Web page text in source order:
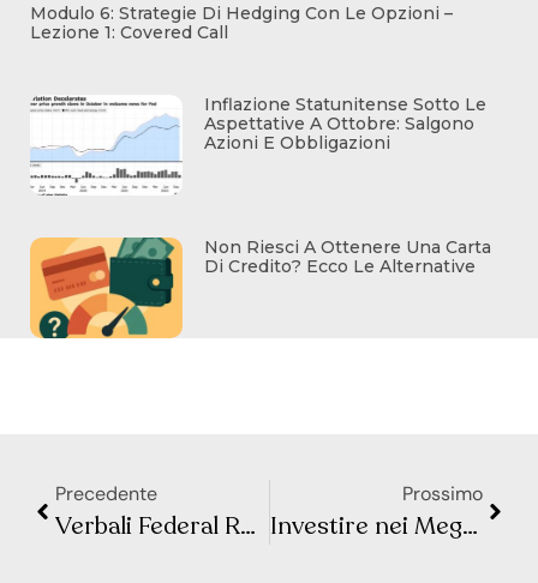
Modulo 6: Strategie Di Hedging Con Le Opzioni –
Lezione 1: Covered Call
Inflazione Statunitense Sotto Le
Aspettative A Ottobre: Salgono
Azioni E Obbligazioni
Non Riesci A Ottenere Una Carta
Di Credito? Ecco Le Alternative
Precedente
Verbali Federal Reserve: tassi più alti più a lungo
Prossimo
Investire nei Megatrend del futuro